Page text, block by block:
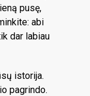
pusę,
abi
dar labiau
istorija.
pagrindo.